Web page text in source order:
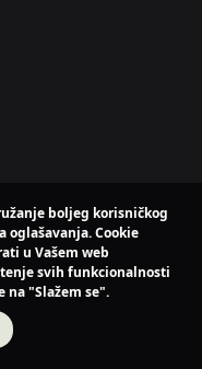
boljeg korisničkog
oglašavanja. Cookie
u Vašem web
svih funkcionalnosti
"Slažem se".